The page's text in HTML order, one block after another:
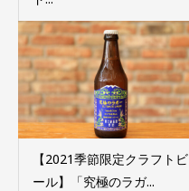
【2021季節限定クラフトビ
ール】「究極のラガ...